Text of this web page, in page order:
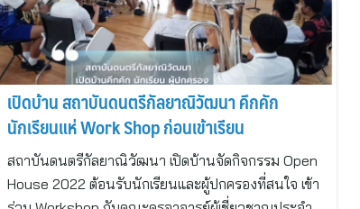
เปิดบ้าน สถาบันดนตรีกัลยาณิวัฒนา คึกคัก
นักเรียนแห่ Work Shop ก่อนเข้าเรียน
สถาบันดนตรีกัลยาณิวัฒนา เปิดบ้านจัดกิจกรรม Open
House 2022 ต้อนรับนักเรียนและผู้ปกครองที่สนใจ เข้า